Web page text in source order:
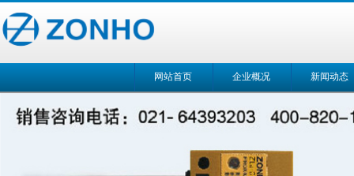
网站首页 企业概况 新闻动态